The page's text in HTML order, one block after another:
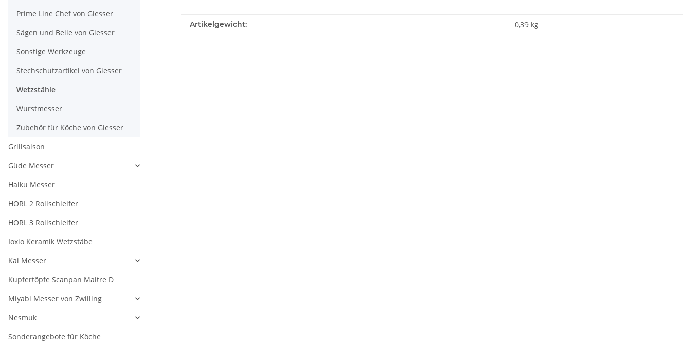
Produkteigenschaft
Wert
Artikelgewicht: 0,39 kg
Prime Line Chef von Giesser
Sägen und Beile von Giesser
Sonstige Werkzeuge
Stechschutzartikel von Giesser
Wetzstähle
Wurstmesser
Zubehör für Köche von Giesser
Grillsaison
Güde Messer
Haiku Messer
HORL 2 Rollschleifer
HORL 3 Rollschleifer
Ioxio Keramik Wetzstäbe
Kai Messer
Kupfertöpfe Scanpan Maitre D
Miyabi Messer von Zwilling
Nesmuk
Sonderangebote für Köche